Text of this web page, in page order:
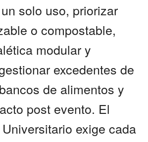
solo uso, priorizar
o compostable,
modular y
excedentes de
de alimentos y
post evento. El
exige cada